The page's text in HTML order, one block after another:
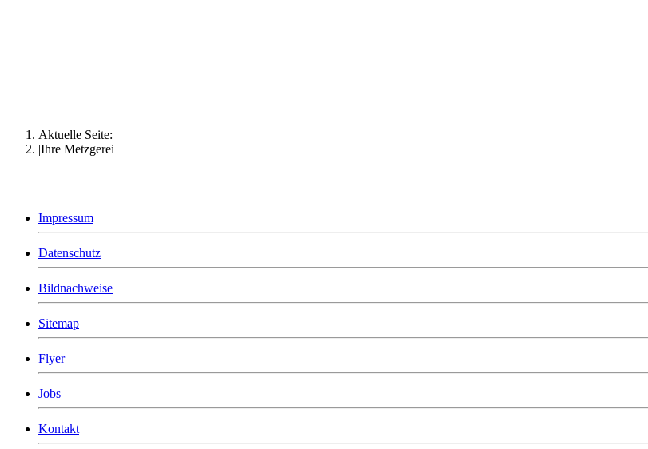
Aktuelle Seite:
Ihre Metzgerei
Impressum
Datenschutz
Bildnachweise
Sitemap
Flyer
Jobs
Kontakt